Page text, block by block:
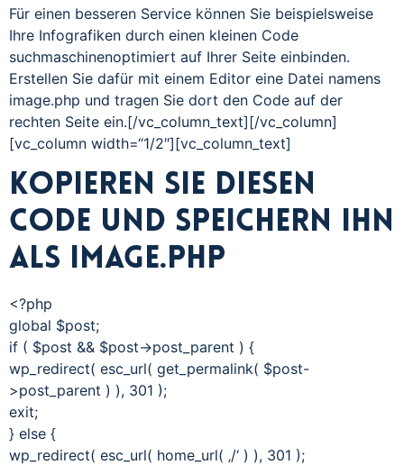
Für einen besseren Service können Sie beispielsweise
Ihre Infografiken durch einen kleinen Code
suchmaschinenoptimiert auf Ihrer Seite einbinden.
Erstellen Sie dafür mit einem Editor eine Datei namens
image.php und tragen Sie dort den Code auf der
rechten Seite ein.[/vc_column_text][/vc_column]
[vc_column width=“1/2″][vc_column_text]
Kopieren Sie diesen
Code und speichern ihn
als image.php
<?php
global $post;
if ( $post && $post->post_parent ) {
wp_redirect( esc_url( get_permalink( $post-
>post_parent ) ), 301 );
exit;
} else {
wp_redirect( esc_url( home_url( ‚/‘ ) ), 301 );